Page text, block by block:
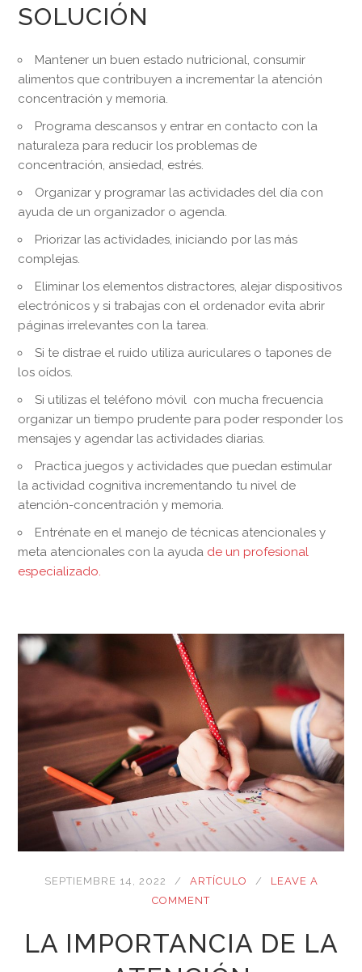
SOLUCIÓN
Mantener un buen estado nutricional, consumir
alimentos que contribuyen a incrementar la atención
concentración y memoria.
Programa descansos y entrar en contacto con la
naturaleza para reducir los problemas de
concentración, ansiedad, estrés.
Organizar y programar las actividades del día con
ayuda de un organizador o agenda.
Priorizar las actividades, iniciando por las más
complejas.
Eliminar los elementos distractores, alejar dispositivos
electrónicos y si trabajas con el ordenador evita abrir
páginas irrelevantes con la tarea.
Si te distrae el ruido utiliza auriculares o tapones de
los oídos.
Si utilizas el teléfono móvil con mucha frecuencia
organizar un tiempo prudente para poder responder los
mensajes y agendar las actividades diarias.
Practica juegos y actividades que puedan estimular
la actividad cognitiva incrementando tu nivel de
atención-concentración y memoria.
Entrénate en el manejo de técnicas atencionales y
meta atencionales con la ayuda de un profesional
especializado.
SEPTIEMBRE 14, 2022 ARTÍCULO
LEAVE A
COMMENT
LA IMPORTANCIA DE LA